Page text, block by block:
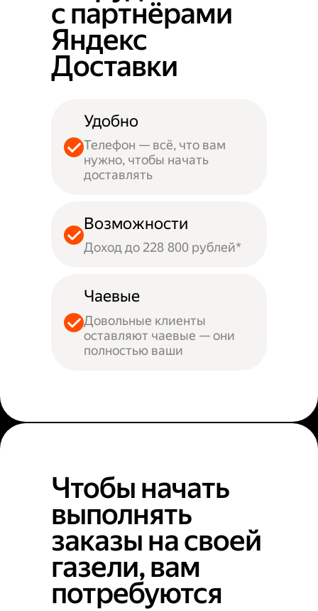
с партнёрами
Яндекс
Доставки
Удобно
Телефон — всё, что вам
нужно, чтобы начать
доставлять
Возможности
Доход до 228 800 рублей*
Чаевые
Довольные клиенты
оставляют чаевые — они
полностью ваши
Чтобы начать
выполнять
заказы на своей
газели, вам
потребуются